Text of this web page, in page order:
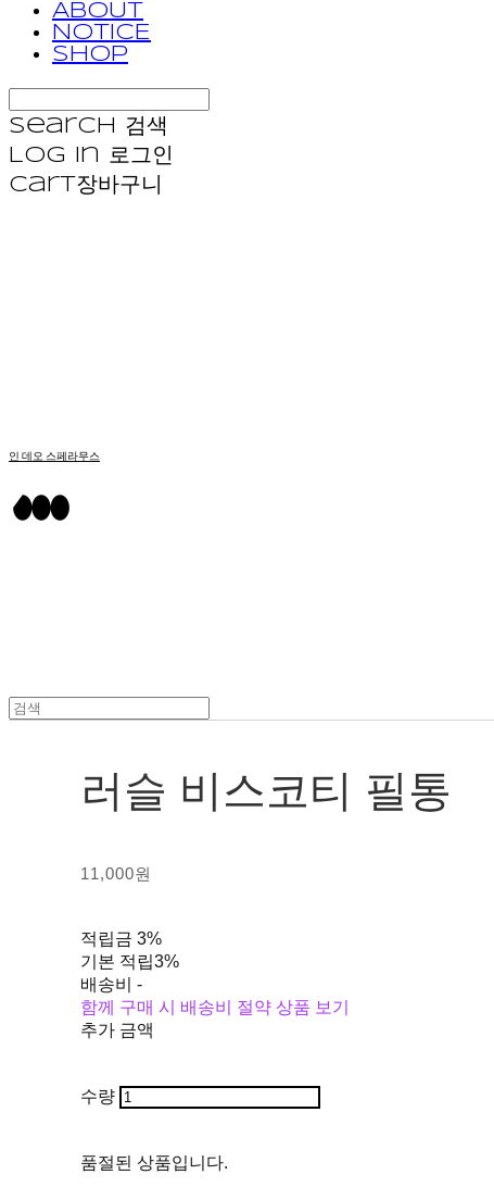
ABOUT
NOTICE
SHOP
Search
검색
Log In 로그인
Cart장바구니
인 데오 스페라무스
러슬 비스코티 필통
11,000원
적립금 3%
기본 적립3%
배송비-
함께 구매 시 배송비 절약 상품 보기
추가 금액
수량
품절된 상품입니다.